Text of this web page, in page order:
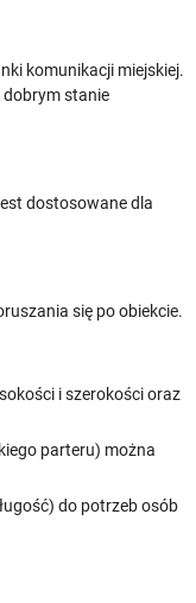
komunikacji miejskiej.
stanie
dostosowane dla
się po obiekcie.
i szerokości oraz
parteru) można
do potrzeb osób